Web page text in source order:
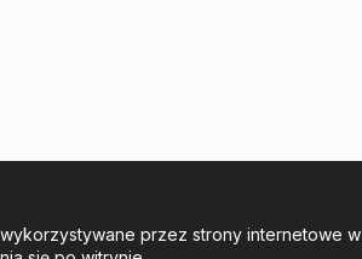
przez strony internetowe